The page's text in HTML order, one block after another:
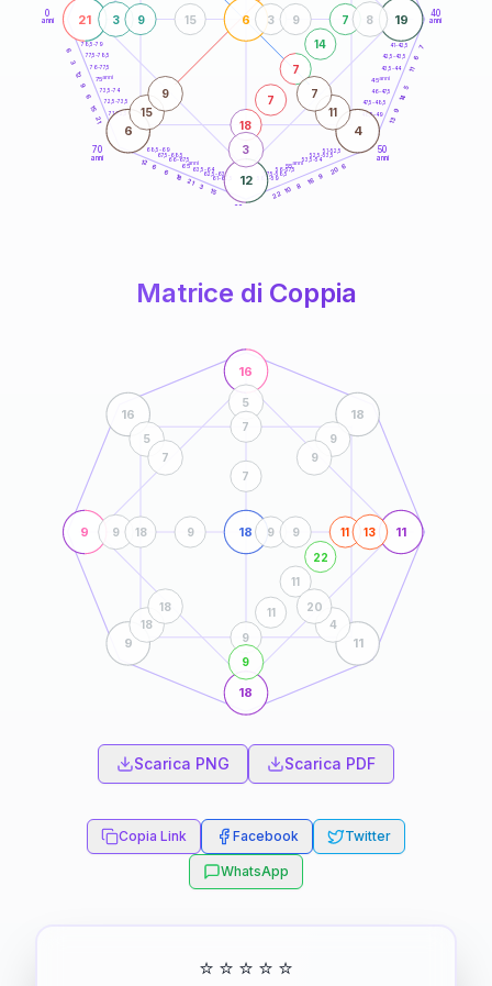
0
anni
40
anni
50
anni
60
70
anni
41-42,5
42,5-43,5
43,5-44
46-47,5
47,5-48,5
48,5-49
51-52,5
52,5-53,5
53,5-54
56-57,5
57,5-58,5
58,5-59
61-62,5
62,5-63,5
63,5-64
66-67,5
67,5-68,5
68,5-69
71-72,5
72,5-73,5
73,5-74
76-77,5
77,5-78,5
78,5-79 7
6
11
5
14
9
13
6
20
9
16
8
10
22
15
3
21
18
6
6
12
21
15
6
9
12
3
6
21 19
12
6
6 4
18
7
7
14
7
3 8
3
9 3 9
15
15
9
11
7
45anni
55anni
65anni
75anni
Matrice di Coppia
9
16
11
18
18
16 18
9 11
9
11
11
22
11
9
5
13
9
18
7
9 9
9
7
5
7
9
9
18
18
4
20
Scarica PNG Scarica PDF
Copia Link Facebook Twitter
WhatsApp
⭐ ⭐ ⭐ ⭐ ⭐